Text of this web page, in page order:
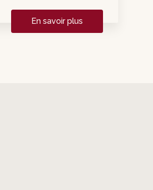
En savoir plus